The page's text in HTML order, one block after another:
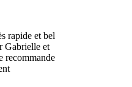
rapide et bel
Gabrielle et
recommande